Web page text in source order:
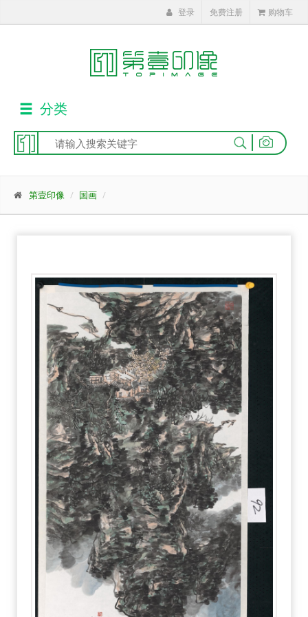
登录 免费注册 购物车
分类
|
第壹印像 国画